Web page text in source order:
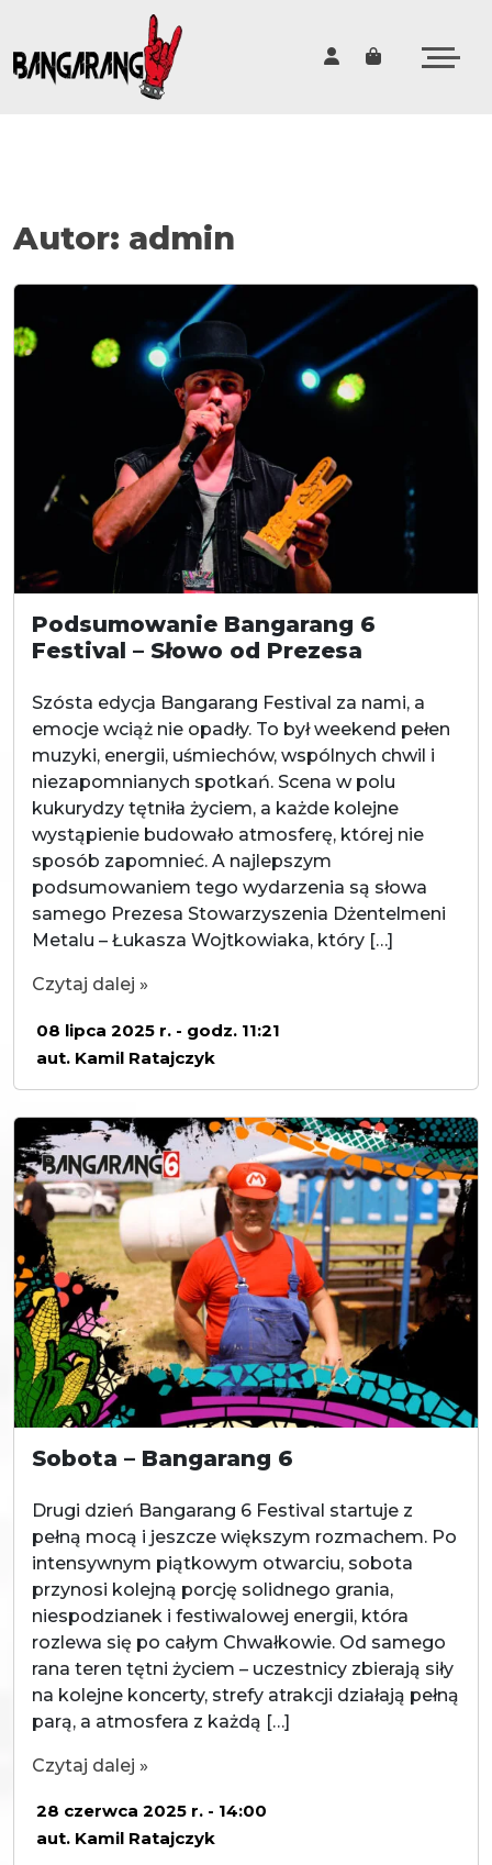
Cart
Autor: admin
Podsumowanie Bangarang 6
Festival – Słowo od Prezesa
Szósta edycja Bangarang Festival za nami, a
emocje wciąż nie opadły. To był weekend pełen
muzyki, energii, uśmiechów, wspólnych chwil i
niezapomnianych spotkań. Scena w polu
kukurydzy tętniła życiem, a każde kolejne
wystąpienie budowało atmosferę, której nie
sposób zapomnieć. A najlepszym
podsumowaniem tego wydarzenia są słowa
samego Prezesa Stowarzyszenia Dżentelmeni
Metalu – Łukasza Wojtkowiaka, który […]
Czytaj dalej »
08 lipca 2025 r. - godz. 11:21
aut. Kamil Ratajczyk
Sobota – Bangarang 6
Drugi dzień Bangarang 6 Festival startuje z
pełną mocą i jeszcze większym rozmachem. Po
intensywnym piątkowym otwarciu, sobota
przynosi kolejną porcję solidnego grania,
niespodzianek i festiwalowej energii, która
rozlewa się po całym Chwałkowie. Od samego
rana teren tętni życiem – uczestnicy zbierają siły
na kolejne koncerty, strefy atrakcji działają pełną
parą, a atmosfera z każdą […]
Czytaj dalej »
28 czerwca 2025 r. - 14:00
aut. Kamil Ratajczyk